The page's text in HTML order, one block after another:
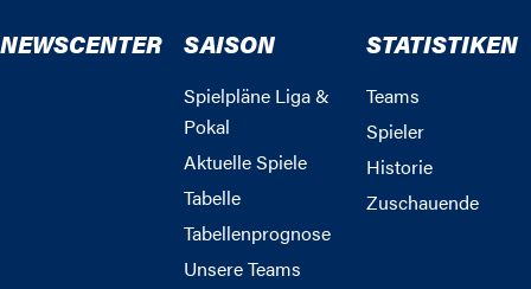
NEWSCENTER SAISON
Spielpläne Liga &
Pokal
Aktuelle Spiele
Tabelle
Tabellenprognose
Unsere Teams
STATISTIKEN
Teams
Spieler
Historie
Zuschauende